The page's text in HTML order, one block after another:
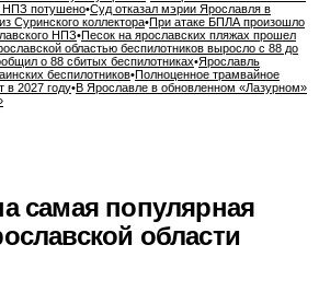
НПЗ потушено•Суд отказал мэрии Ярославля в
Суринского коллектора•При атаке БПЛА произошло
НПЗ•Песок на ярославских пляжах прошел
областью беспилотников выросло с 88 до
о 88 сбитых беспилотниках•Ярославль
беспилотников•Полноценное трамвайное
в 2027 году•В Ярославле в обновленном «Лазурном»
самая популярная
области